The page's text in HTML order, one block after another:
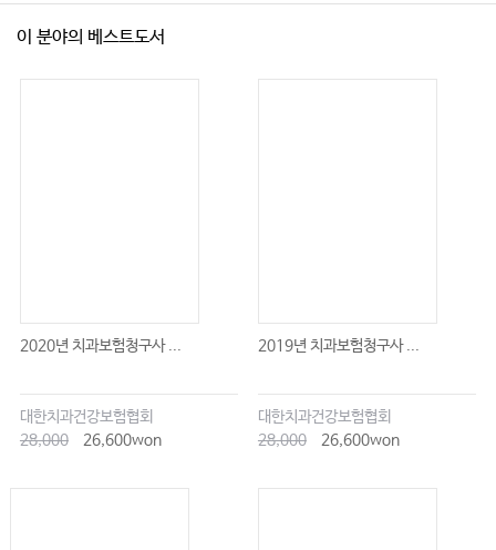
이 분야의 베스트도서
2020년 치과보험청구사 ...
대한치과건강보험협회
28,000
26,600won
2019년 치과보험청구사 ...
대한치과건강보험협회
28,000
26,600won